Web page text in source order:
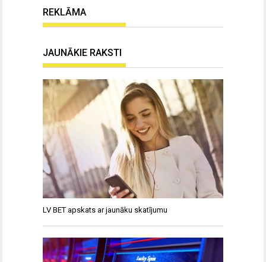
REKLĀMA
JAUNĀKIE RAKSTI
LV BET apskats ar jaunāku skatījumu